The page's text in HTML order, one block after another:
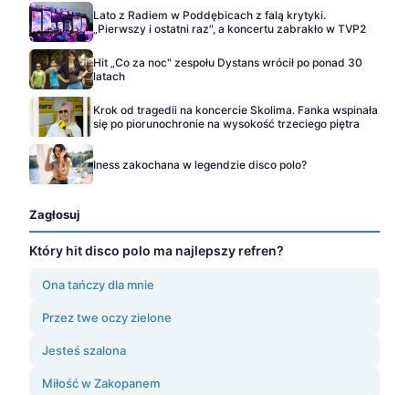
Lato z Radiem w Poddębicach z falą krytyki.
„Pierwszy i ostatni raz", a koncertu zabrakło w TVP2
Hit „Co za noc" zespołu Dystans wrócił po ponad 30
latach
Krok od tragedii na koncercie Skolima. Fanka wspinała
się po piorunochronie na wysokość trzeciego piętra
Iness zakochana w legendzie disco polo?
Zagłosuj
Który hit disco polo ma najlepszy refren?
Ona tańczy dla mnie
Przez twe oczy zielone
Jesteś szalona
Miłość w Zakopanem